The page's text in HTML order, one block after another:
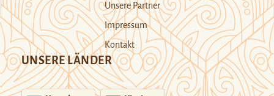
Unsere Partner
Impressum
Kontakt
UNSERE LÄNDER